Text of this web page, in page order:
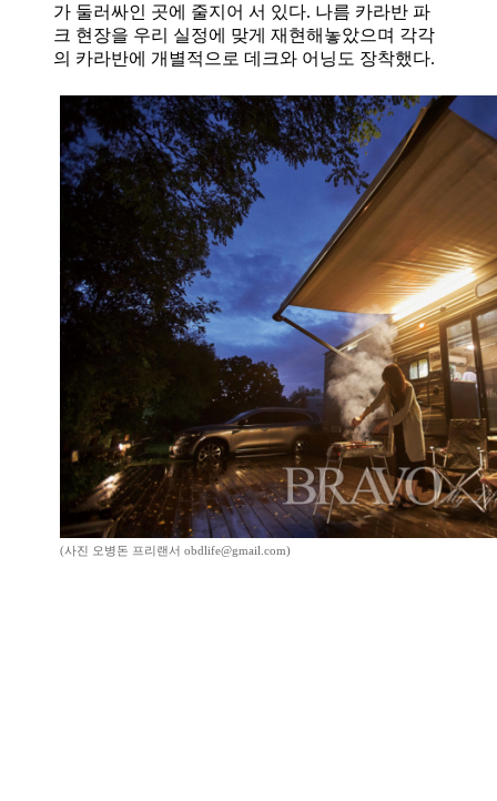
가 둘러싸인 곳에 줄지어 서 있다. 나름 카라반 파
크 현장을 우리 실정에 맞게 재현해놓았으며 각각
의 카라반에 개별적으로 데크와 어닝도 장착했다.
(사진 오병돈 프리랜서 obdlife@gmail.com)